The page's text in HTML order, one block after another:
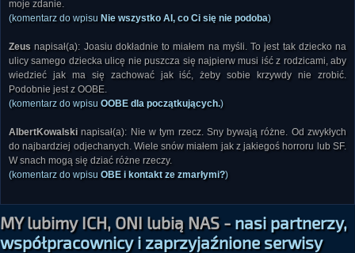
moje zdanie.
(komentarz do wpisu Nie wszystko AI, co Ci się nie podoba)
Zeus napisał(a): Joasiu dokładnie to miałem na myśli. To jest tak dziecko na
ulicy samego dziecka ulicę nie puszcza się najpierw musi iść z rodzicami, aby
wiedzieć jak ma się zachować jak iść, żeby sobie krzywdy nie zrobić.
Podobnie jest z OOBE.
(komentarz do wpisu OOBE dla początkujących.)
AlbertKowalski napisał(a): Nie w tym rzecz. Sny bywają różne. Od zwykłych
do najbardziej odjechanych. Wiele snów miałem jak z jakiegoś horroru lub SF.
W snach mogą się dziać różne rzeczy.
(komentarz do wpisu OBE i kontakt ze zmarłymi?)
MY lubimy ICH, ONI lubią NAS -nasi partnerzy,
współpracownicy i zaprzyjaźnione serwisy